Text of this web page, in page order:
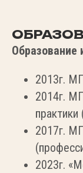
Образование
2013г.
2014г.
практики
2017г.
2023г.